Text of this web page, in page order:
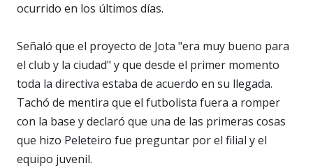
ocurrido en los últimos días.
Señaló que el proyecto de Jota "era muy bueno para
el club y la ciudad" y que desde el primer momento
toda la directiva estaba de acuerdo en su llegada.
Tachó de mentira que el futbolista fuera a romper
con la base y declaró que una de las primeras cosas
que hizo Peleteiro fue preguntar por el filial y el
equipo juvenil.